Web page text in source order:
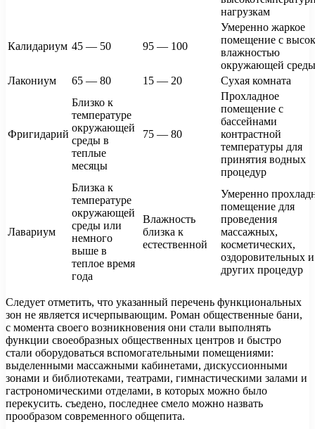
нагрузкам
Калидариум 45 — 50 95 — 100
Умеренно жаркое
помещение с
влажностью
окружающей среды
Лакониум
65 — 80 15 — 20 Сухая комната
Фригидарий
Близко к
температуре
окружающей
среды в
теплые
месяцы
75 — 80
Прохладное
помещение с
бассейнами
контрастной
температуры для
принятия водных
процедур
Лавариум
Близка к
температуре
окружающей
среды или
немного
выше в
теплое время
года
Влажность
близка к
естественной
Умеренно
помещение для
проведения
массажных,
косметических,
оздоровительных и
других процедур
Следует отметить, что указанный перечень функциональных
зон не является исчерпывающим. Роман общественные бани,
с момента своего возникновения они стали выполнять
функции своеобразных общественных центров и быстро
стали оборудоваться вспомогательными помещениями:
выделенными массажными кабинетами, дискуссионными
зонами и библиотеками, театрами, гимнастическими залами и
гастрономическими отделами, в которых можно было
перекусить. съедено, последнее смело можно назвать
прообразом современного общепита.